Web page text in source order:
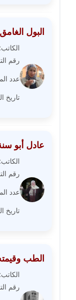
مدونة علا ابو
مدونة علا الأزوك
عاملة
مدونة علي
مدونة علي
عاملة
مدونة عمرو
مدونة غادة
البول
الكاتب:
رقم
عدد
تاريخ
عادل أبو
الكاتب:
رقم
عدد
تاريخ
الطب
الكاتب:
رقم